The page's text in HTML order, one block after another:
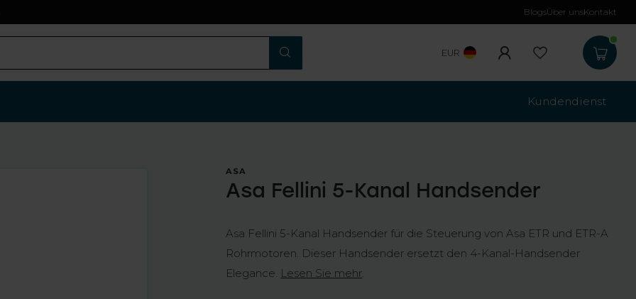
Kostenloser
BlogsÜber unsKontakt
EUR
Kundendienst
ASA
Asa Fellini 5-Kanal Handsender
Asa Fellini 5-Kanal Handsender für die Steuerung von Asa ETR und ETR-A
Rohrmotoren. Dieser Handsender ersetzt den 4-Kanal-Handsender
Elegance. Lesen Sie mehr.